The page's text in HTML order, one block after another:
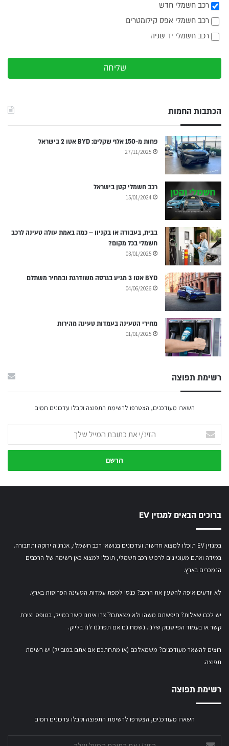
רכב חשמלי חדש
רכב חשמלי אפס קילומטרים
רכב חשמלי יד שניה
שליחה
הכתבות החמות
פחות מ-150 אלף שקלים: BYD אטו 2 בישראל
27/11/2025
רכב חשמלי קטן בישראל
15/01/2024
בבית, בעבודה או בקניון – כמה באמת עולה טעינה לרכב
חשמלי בכל מקום?
03/01/2025
BYD אטו 3 מגיע בגרסה משודרגת ובמחיר משתלם
04/06/2026
מחירי הטעינה בעמדות טעינה מהירות
01/01/2025
רשימת תפוצה
השארו מעודכנים, הצטרפו לרשימת התפוצה וקבלו עדכונים חמים
את
כתובת
שלך
ברוכים הבאים למגזין EV
במגזין EV תוכלו למצוא חדשות ועדכונים בנושאי רכב חשמלי, אנרגיה ירוקה ותחבורה.
במידה ואתם מעוניינים לרכוש רכב חשמלי, תוכלו למצוא כאן רשימה של הרכבים
הנמכרים בארץ.
לא יודעים איפה להטעין את הרכב? כנסו למפת עמדות הטעינה הפרוסות בארץ.
יש לכם שאלות? חיפשתם משהו ולא מצאתם?ֿ צרו איתנו קשר במייל, בטופס יצירת
קשראובעמוד הפייסבוק שלנו. נשמח גם אם תפרגנו לנו בלייק.
רוצים להשאר מעודכנים? משמאלכם (או מתחתכם אם אתם במובייל) יש רשימת
תפוצה.
רשימת תפוצה
השארו מעודכנים, הצטרפו לרשימת התפוצה וקבלו עדכונים חמים